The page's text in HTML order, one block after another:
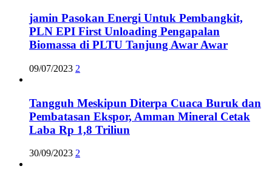
jamin Pasokan Energi Untuk Pembangkit,
PLN EPI First Unloading Pengapalan
Biomassa di PLTU Tanjung Awar Awar
09/07/2023 2
Tangguh Meskipun Diterpa Cuaca Buruk dan
Pembatasan Ekspor, Amman Mineral Cetak
Laba Rp 1,8 Triliun
30/09/2023 2